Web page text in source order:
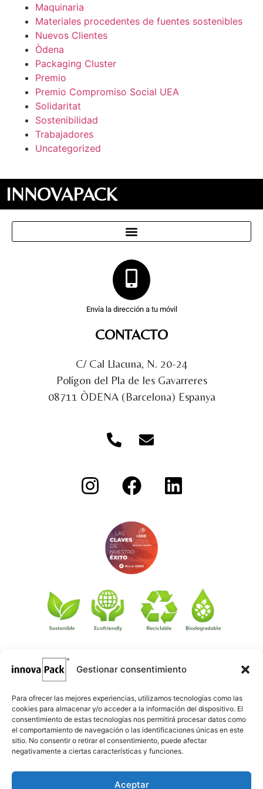
Gestionar consentimiento
Para ofrecer las mejores experiencias, utilizamos tecnologías como las
cookies para almacenar y/o acceder a la información del dispositivo. El
consentimiento de estas tecnologías nos permitirá procesar datos como
el comportamiento de navegación o las identificaciones únicas en este
sitio. No consentir o retirar el consentimiento, puede afectar
negativamente a ciertas características y funciones.
Aceptar
Maquinaria
Materiales procedentes de fuentes sostenibles
Nuevos Clientes
Òdena
Packaging Cluster
Premio
Premio Compromiso Social UEA
Solidaritat
Sostenibilidad
Trabajadores
Uncategorized
INNOVAPACK
Envía la dirección a tu móvil
CONTACTO
C/ Cal Llacuna, N. 20-24
Polígon del Pla de les Gavarreres
08711 ÒDENA (Barcelona) Espanya
©·Créditos: Redacción: Innovapack · Diseño e implementación
web: Manel Caparrós · Servidores y publicación:
Contenido blog: conten.blog